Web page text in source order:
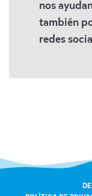
nos
también
redes